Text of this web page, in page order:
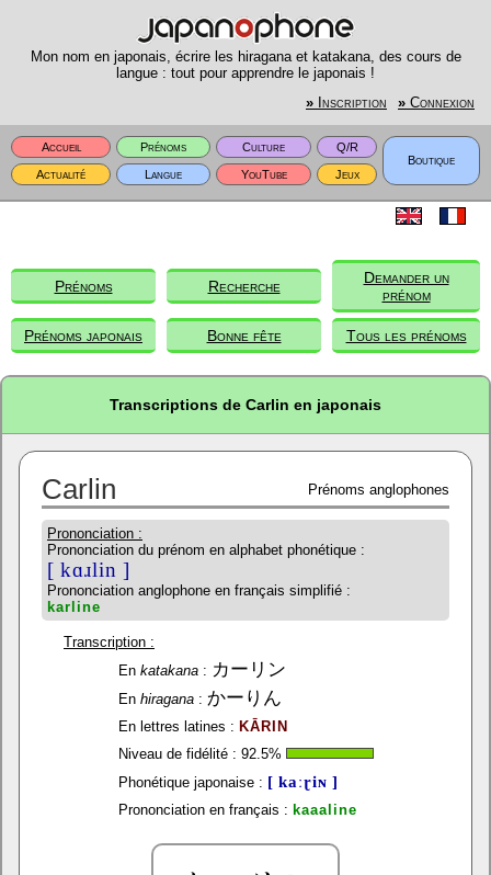
Mon nom en japonais, écrire les hiragana et katakana, des cours de
langue : tout pour apprendre le japonais !
» Inscription » Connexion
Accueil Prénoms Culture
Q/R
Boutique
Actualité
Langue YouTube Jeux
Prénoms Recherche
Demander un
prénom
Prénoms japonais Bonne fête Tous les prénoms
Transcriptions de Carlin en japonais
Carlin Prénoms anglophones
Prononciation :
Prononciation du prénom en alphabet phonétique :
[ kɑɹlin ]
Prononciation anglophone en français simplifié :
karline
Transcription :
En katakana: カーリン
En hiragana: かーりん
En lettres latines : KĀRIN
Niveau de fidélité : 92.5%
Phonétique japonaise : [ kaːɽiɴ ]
Prononciation en français : kaaaline